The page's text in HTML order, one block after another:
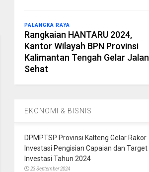
PALANGKA RAYA
Rangkaian HANTARU 2024,
Kantor Wilayah BPN Provinsi
Kalimantan Tengah Gelar Jalan
Sehat
EKONOMI & BISNIS
DPMPTSP Provinsi Kalteng Gelar Rakor
Investasi Pengisian Capaian dan Target
Investasi Tahun 2024
23 September 2024